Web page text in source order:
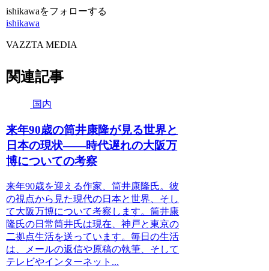
ishikawaをフォローする
ishikawa
VAZZTA MEDIA
関連記事
国内
来年90歳の筒井康隆が見る世界と
日本の現状――時代遅れの大阪万
博についての考察
来年90歳を迎える作家、筒井康隆氏。彼
の視点から見た現代の日本と世界、そし
て大阪万博について考察します。筒井康
隆氏の日常筒井氏は現在、神戸と東京の
二拠点生活を送っています。毎日の生活
は、メールの返信や原稿の執筆、そして
テレビやインターネット...